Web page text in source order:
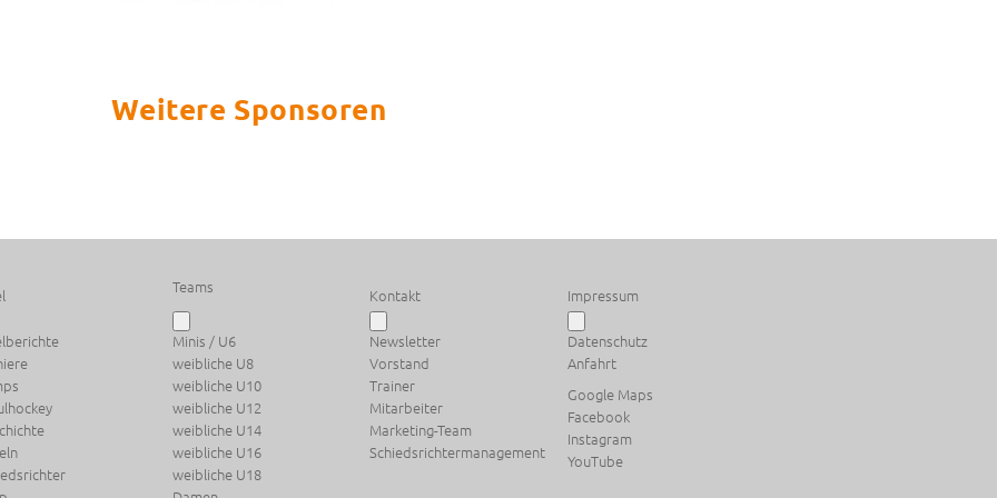
Weitere Sponsoren
Teams
Minis / U6
weibliche U8
weibliche U10
weibliche U12
weibliche U14
weibliche U16
weibliche U18
Kontakt
Newsletter
Vorstand
Trainer
Mitarbeiter
Marketing-Team
Schiedsrichtermanagement
Impressum
Datenschutz
Anfahrt
Google Maps
Facebook
Instagram
YouTube